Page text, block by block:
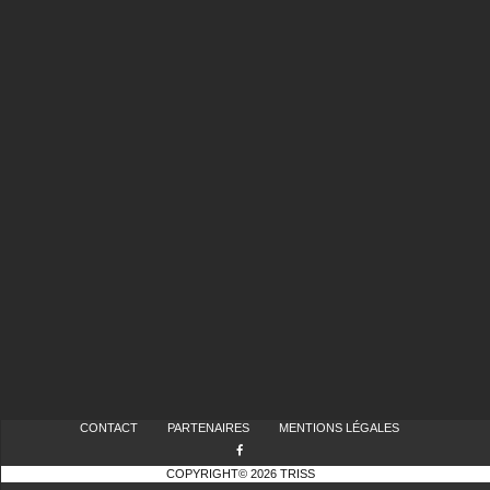
CONTACT PARTENAIRES MENTIONS LÉGALES
COPYRIGHT© 2026 TRISS